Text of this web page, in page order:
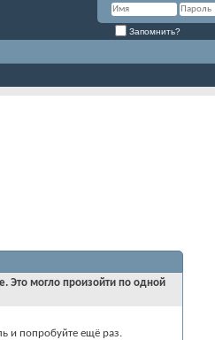
Запомнить?
Это могло произойти по одной
и попробуйте ещё раз.